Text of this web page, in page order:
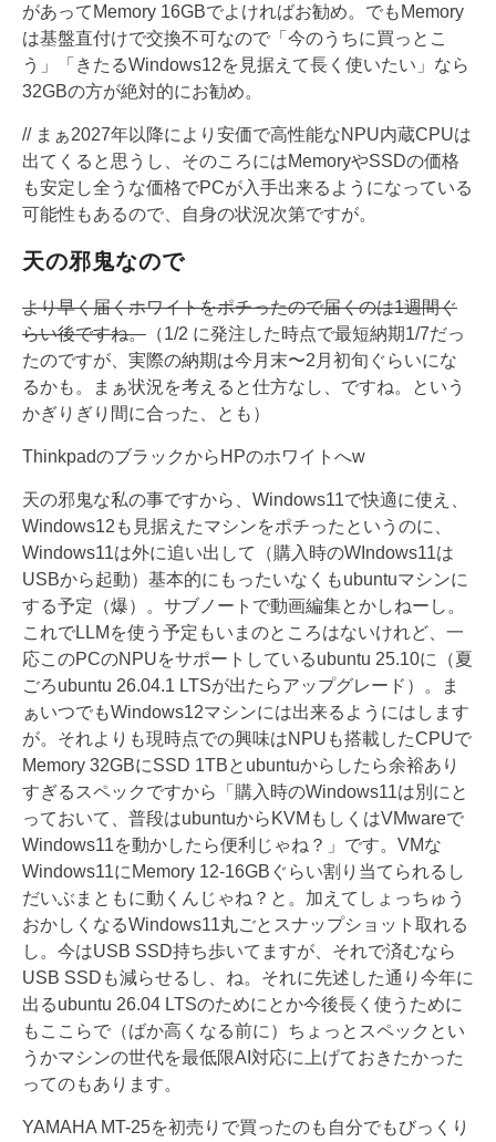
があってMemory 16GBでよければお勧め。でもMemory
は基盤直付けで交換不可なので「今のうちに買っとこ
う」「きたるWindows12を見据えて長く使いたい」なら
32GBの方が絶対的にお勧め。
// まぁ2027年以降により安価で高性能なNPU内蔵CPUは
出てくると思うし、そのころにはMemoryやSSDの価格
も安定し全うな価格でPCが入手出来るようになっている
可能性もあるので、自身の状況次第ですが。
天の邪鬼なので
より早く届くホワイトをポチったので届くのは1週間ぐ
らい後ですね。 （1/2 に発注した時点で最短納期1/7だっ
たのですが、実際の納期は今月末〜2月初旬ぐらいにな
るかも。まぁ状況を考えると仕方なし、ですね。という
かぎりぎり間に合った、とも）
ThinkpadのブラックからHPのホワイトへw
天の邪鬼な私の事ですから、Windows11で快適に使え、
Windows12も見据えたマシンをポチったというのに、
Windows11は外に追い出して（購入時のWIndows11は
USBから起動）基本的にもったいなくもubuntuマシンに
する予定（爆）。サブノートで動画編集とかしねーし。
これでLLMを使う予定もいまのところはないけれど、一
応このPCのNPUをサポートしているubuntu 25.10に（夏
ごろubuntu 26.04.1 LTSが出たらアップグレード）。ま
ぁいつでもWindows12マシンには出来るようにはします
が。それよりも現時点での興味はNPUも搭載したCPUで
Memory 32GBにSSD 1TBとubuntuからしたら余裕あり
すぎるスペックですから「購入時のWindows11は別にと
っておいて、普段はubuntuからKVMもしくはVMwareで
Windows11を動かしたら便利じゃね？」です。VMな
Windows11にMemory 12-16GBぐらい割り当てられるし
だいぶまともに動くんじゃね？と。加えてしょっちゅう
おかしくなるWindows11丸ごとスナップショット取れる
し。今はUSB SSD持ち歩いてますが、それで済むなら
USB SSDも減らせるし、ね。それに先述した通り今年に
出るubuntu 26.04 LTSのためにとか今後長く使うために
もここらで（ばか高くなる前に）ちょっとスペックとい
うかマシンの世代を最低限AI対応に上げておきたかった
ってのもあります。
YAMAHA MT-25を初売りで買ったのも自分でもびっくり